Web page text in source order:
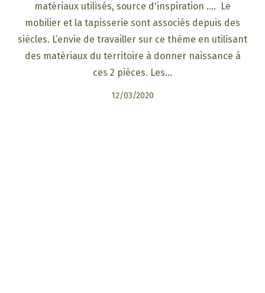
matériaux utilisés, source d'inspiration …. Le
mobilier et la tapisserie sont associés depuis des
siècles. L’envie de travailler sur ce thème en utilisant
des matériaux du territoire à donner naissance à
ces 2 pièces. Les…
12/03/2020